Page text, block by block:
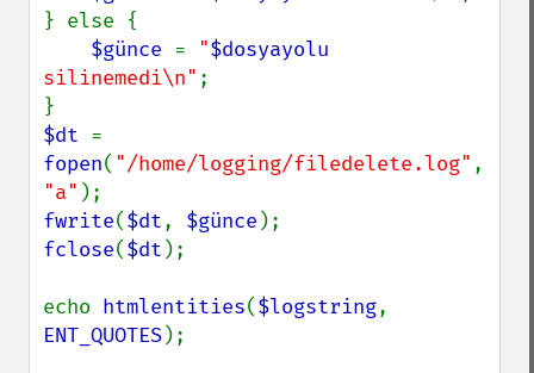
} else {
$günce = "$dosyayolu
silinemedi\n" ;
$dt
fopen( "/home/logging/filedelete.log"
"a"
fwrite($dt, $günce
fclose($dt );
echo htmlentities($logstring
ENT_QUOTES);